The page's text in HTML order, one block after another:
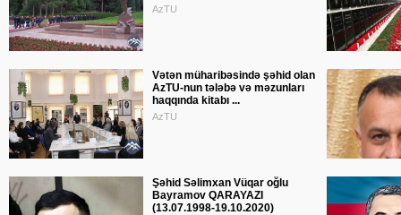
AzTU
Vətən müharibəsində şəhid olan
AzTU-nun tələbə və məzunları
haqqında kitabı ...
AzTU
Şəhid Səlimxan Vüqar oğlu
Bayramov QARAYAZI
(13.07.1998-19.10.2020)